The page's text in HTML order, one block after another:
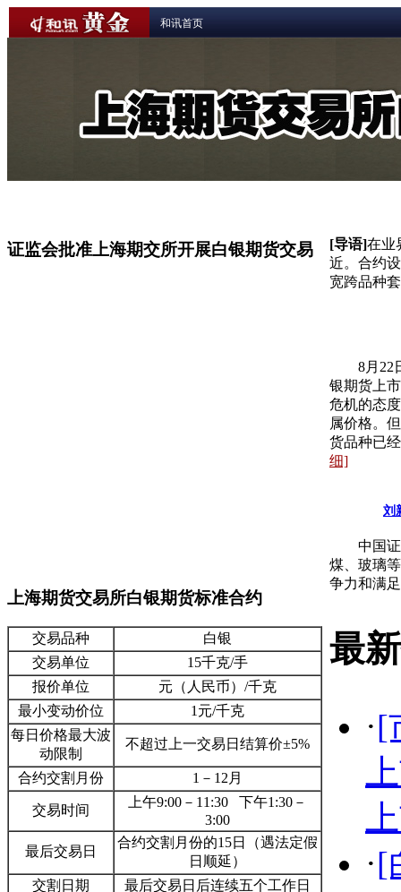
和讯首页
证监会批准上海期交所开展白银期货交易
上海期货交易所白银期货标准合约
交易品种
白银
交易单位
15千克/手
报价单位
元（人民币）/千克
最小变动价位
1元/千克
每日价格最大波
动限制
不超过上一交易日结算价±5%
合约交割月份 1－12月
交易时间
上午9:00－11:30 下午1:30－
3:00
最后交易日
合约交割月份的15日（遇法定假
日顺延）
交割日期
最后交易日后连续五个工作日
[导语]在业
近。合约
宽跨品种
8月22日
银期货上
危机的态
属价格。
货品种已
细]
刘
中国证
煤、玻璃
争力和满
最
·[
·[